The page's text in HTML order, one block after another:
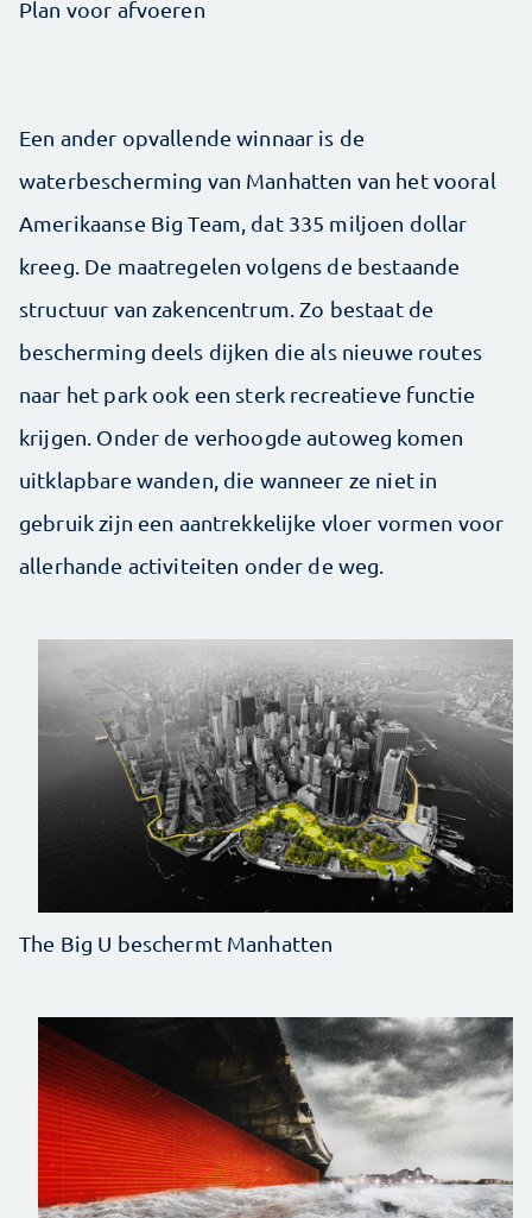
Plan voor afvoeren
Een ander opvallende winnaar is de
waterbescherming van Manhatten van het vooral
Amerikaanse Big Team, dat 335 miljoen dollar
kreeg. De maatregelen volgens de bestaande
structuur van zakencentrum. Zo bestaat de
bescherming deels dijken die als nieuwe routes
naar het park ook een sterk recreatieve functie
krijgen. Onder de verhoogde autoweg komen
uitklapbare wanden, die wanneer ze niet in
gebruik zijn een aantrekkelijke vloer vormen voor
allerhande activiteiten onder de weg.
The Big U beschermt Manhatten